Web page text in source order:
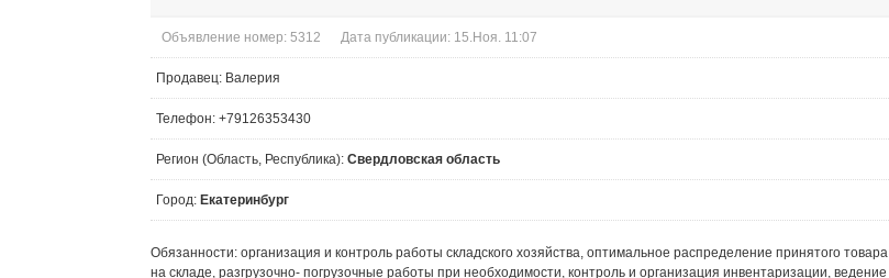
Объявление номер: 5312 Дата публикации: 15.Ноя. 11:07
Продавец: Валерия
Телефон: +79126353430
Регион (Область, Республика): Свердловская область
Город: Екатеринбург
Обязанности: организация и контроль работы складского хозяйства, оптимальное распределение принятого товара
на складе, разгрузочно- погрузочные работы при необходимости, контроль и организация инвентаризации, ведение